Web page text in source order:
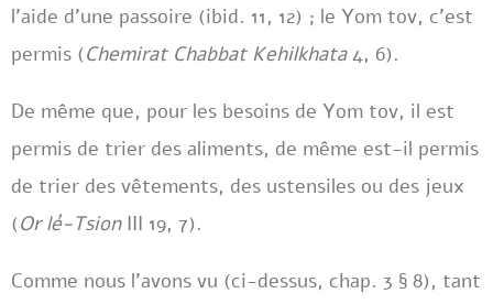
l’aide d’une passoire (ibid. 11, 12) ; le Yom tov, c’est
permis (Chemirat Chabbat Kehilkhata4, 6).
De même que, pour les besoins de Yom tov, il est
permis de trier des aliments, de même est-il permis
de trier des vêtements, des ustensiles ou des jeux
(Or lé-TsionIII 19, 7).
Comme nous l’avons vu (ci-dessus, chap. 3 § 8), tant